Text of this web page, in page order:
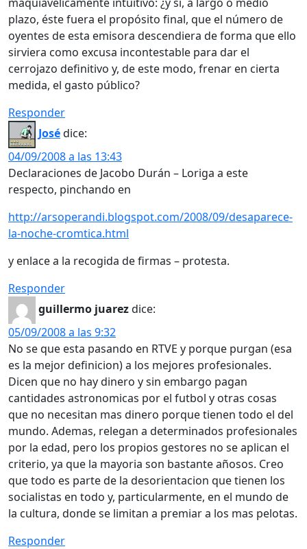
plazo, éste fuera el propósito final, que el número de
oyentes de esta emisora descendiera de forma que ello
sirviera como excusa incontestable para dar el
cerrojazo definitivo y, de este modo, frenar en cierta
medida, el gasto público?
Responder
Josédice:
04/09/2008 a las 13:43
Declaraciones de Jacobo Durán – Loriga a este
respecto, pinchando en
http://arsoperandi.blogspot.com/2008/09/desaparece-
la-noche-cromtica.html
y enlace a la recogida de firmas – protesta.
Responder
guillermo juarezdice:
05/09/2008 a las 9:32
No se que esta pasando en RTVE y porque purgan (esa
es la mejor definicion) a los mejores profesionales.
Dicen que no hay dinero y sin embargo pagan
cantidades astronomicas por el futbol y otras cosas
que no necesitan mas dinero porque tienen todo el del
mundo. Ademas, relegan a determinados profesionales
por la edad, pero los propios gestores no se aplican el
criterio, ya que la mayoria son bastante añosos. Creo
que todo es parte de la desorientacion que tienen los
socialistas en todo y, particularmente, en el mundo de
la cultura, donde se limitan a premiar a los mas pelotas.
Responder